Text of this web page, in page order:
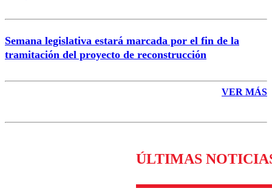
Semana legislativa estará marcada por el fin de la
tramitación del proyecto de reconstrucción
VER MÁS
ÚLTIMAS